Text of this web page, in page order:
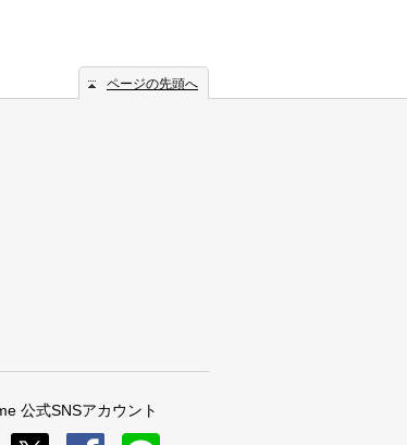
ページの先頭へ
公式SNSアカウント